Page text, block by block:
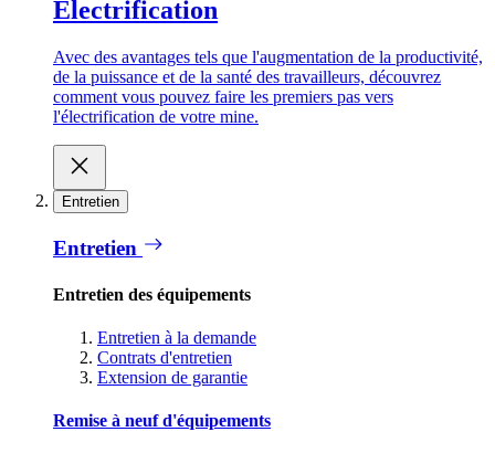
Électrification
Avec des avantages tels que l'augmentation de la productivité,
de la puissance et de la santé des travailleurs, découvrez
comment vous pouvez faire les premiers pas vers
l'électrification de votre mine.
Entretien
Entretien
Entretien des équipements
Entretien à la demande
Contrats d'entretien
Extension de garantie
Remise à neuf d'équipements